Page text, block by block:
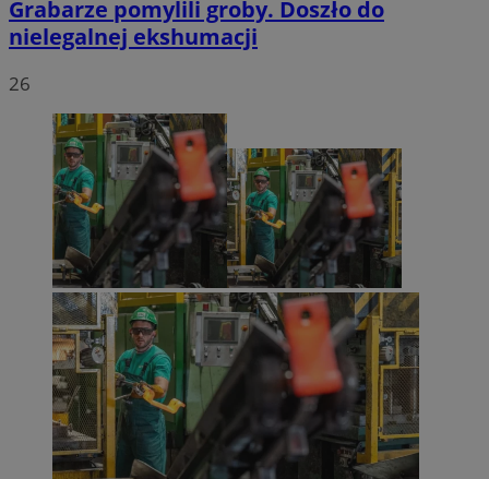
Grabarze pomylili groby. Doszło do
nielegalnej ekshumacji
26